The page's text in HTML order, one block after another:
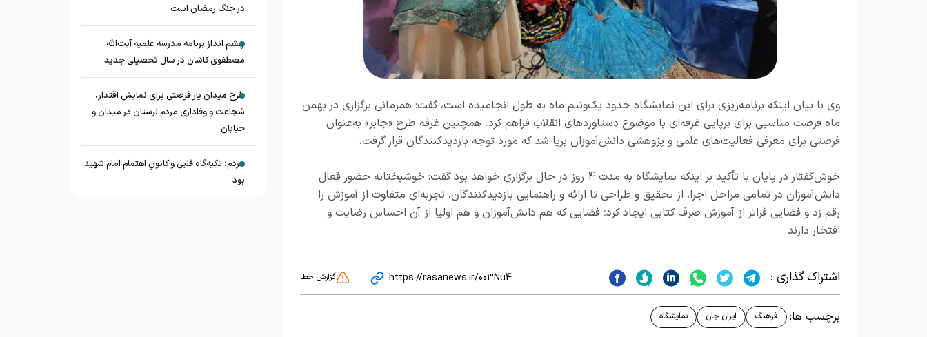
وی با بیان اینکه برنامه‌ریزی برای این نمایشگاه حدود یک‌ونیم ماه به طول انجامیده است، گفت: همزمانی برگزاری در بهمن
ماه فرصت مناسبی برای برپایی غرفه‌ای با موضوع دستاوردهای انقلاب فراهم کرد. همچنین غرفه طرح «جابر» به‌عنوان
فرصتی برای معرفی فعالیت‌های علمی و پژوهشی دانش‌آموزان برپا شد که مورد توجه بازدیدکنندگان قرار گرفت.
خوش‌گفتار در پایان با تأکید بر اینکه نمایشگاه به مدت 4 روز در حال برگزاری خواهد بود گفت: خوشبختانه حضور فعال
دانش‌آموزان در تمامی مراحل اجرا، از تحقیق و طراحی تا ارائه و راهنمایی بازدیدکنندگان، تجربه‌ای متفاوت از آموزش را
رقم زد و فضایی فراتر از آموزش صرف کتابی ایجاد کرد؛ فضایی که هم دانش‌آموزان و هم اولیا از آن احساس رضایت و
افتخار دارند.
اشتراک گذاری : https://rasanews.ir/003Nu4 گزارش خطا
برچسب ها: فرهنگ ایران جان نمایشگاه
در جنگ رمضان است
چشم‌ انداز برنامه مدرسه علمیه آیت‌الله
مصطفوی کاشان در سال تحصیلی جدید
طرح میدان یار فرصتی برای نمایش اقتدار،
شجاعت و وفاداری مردم لرستان در میدان و
خیابان
مردم؛ تکیه‌گاهِ قلبی و کانونِ اهتمام امام شهید
بود